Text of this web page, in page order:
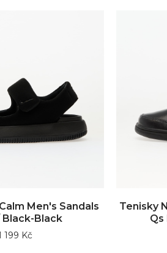
Men's Sandals
Black-Black
199 Kč
Tenisky
Qs